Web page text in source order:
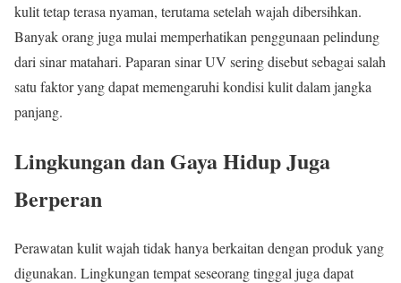
kulit tetap terasa nyaman, terutama setelah wajah dibersihkan.
Banyak orang juga mulai memperhatikan penggunaan pelindung
dari sinar matahari. Paparan sinar UV sering disebut sebagai salah
satu faktor yang dapat memengaruhi kondisi kulit dalam jangka
panjang.
Lingkungan dan Gaya Hidup Juga
Berperan
Perawatan kulit wajah tidak hanya berkaitan dengan produk yang
digunakan. Lingkungan tempat seseorang tinggal juga dapat